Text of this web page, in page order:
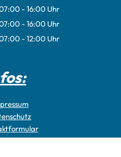
Von 07:00 bis 16:00 Uhr
- 16:00 Uhr
Von 07:00 bis 16:00 Uhr
- 16:00 Uhr
Von 07:00 bis 16:00 Uhr
- 12:00 Uhr